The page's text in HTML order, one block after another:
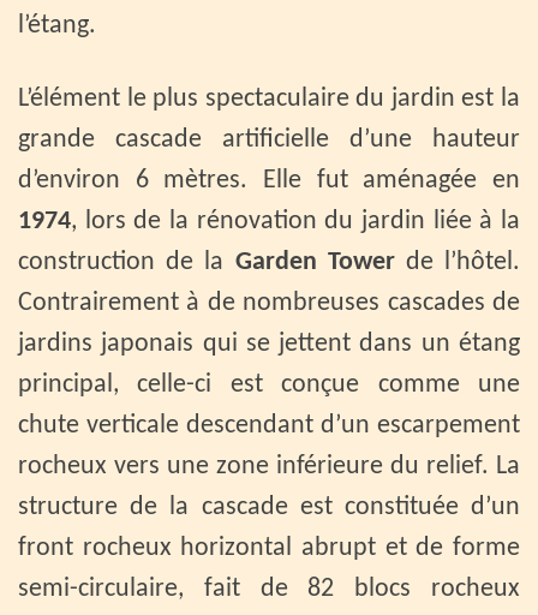
l’étang.
L’élément le plus spectaculaire du jardin est la
grande cascade artificielle d’une hauteur
d’environ 6 mètres. Elle fut aménagée en
1974, lors de la rénovation du jardin liée à la
construction de la Garden Towerde l’hôtel.
Contrairement à de nombreuses cascades de
jardins japonais qui se jettent dans un étang
principal, celle-ci est conçue comme une
chute verticale descendant d’un escarpement
rocheux vers une zone inférieure du relief. La
structure de la cascade est constituée d’un
front rocheux horizontal abrupt et de forme
semi-circulaire, fait de 82 blocs rocheux